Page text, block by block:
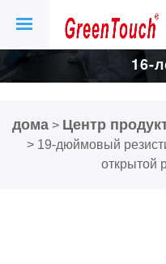
16-
дома > Центр
> 19-дюймовый
открытой